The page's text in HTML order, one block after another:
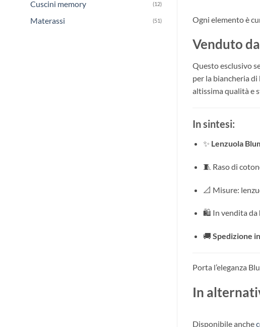
Cuscini memory (12)
Materassi (51) Ogni elemento è
Venduto
Questo esclusivo
per la biancheria
altissima qualità e
In sintesi:
✨ Lenzuola
🧵 Raso di
📐 Misure:
🛍️ In vendita da
🚚 Spedizione
Porta l’eleganza
In
Disponibile anche